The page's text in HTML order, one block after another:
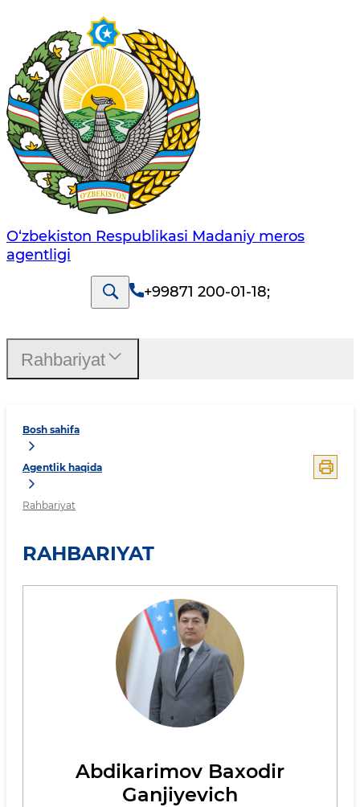
O‘zbekiston Respublikasi Madaniy meros
agentligi
+99871 200-01-18;
Bosh sahifa
Agentlik haqida
Rahbariyat
RAHBARIYAT
Abdikarimov Baxodir
Ganjiyevich
Rahbariyat